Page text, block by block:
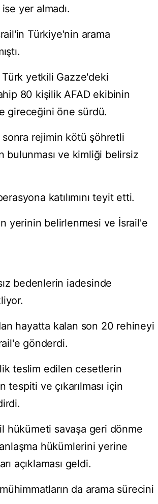
yer almadı.
Türkiye'nin arama
Türk yetkili Gazze'deki
80 kişilik AFAD ekibinin
gireceğini öne sürdü.
sonra rejimin kötü şöhretli
bulunması ve kimliği belirsiz
katılımını teyit etti.
yerinin belirlenmesi ve İsrail'e
bedenlerin iadesinde
hayatta kalan son 20 rehineyi
gönderdi.
teslim edilen cesetlerin
ve çıkarılması için
hükümeti savaşa geri dönme
hükümlerini yerine
açıklaması geldi.
da arama sürecini